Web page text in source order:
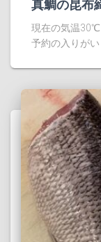
真鯛の昆布
現在の気温30℃
予約の入りがい